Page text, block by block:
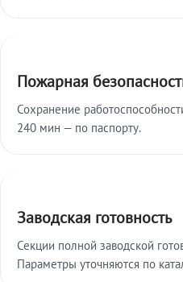
Пожарная
Сохранение
240 мин — по паспорту.
Заводская готовность
Секции полной заводской
Параметры уточняются по